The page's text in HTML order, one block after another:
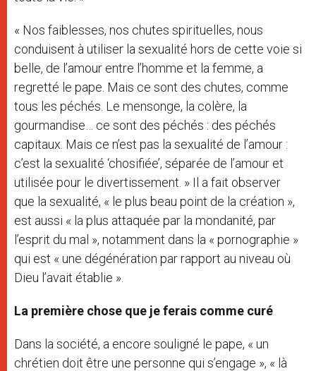
« Nos faiblesses, nos chutes spirituelles, nous
conduisent à utiliser la sexualité hors de cette voie si
belle, de l’amour entre l’homme et la femme, a
regretté le pape. Mais ce sont des chutes, comme
tous les péchés. Le mensonge, la colère, la
gourmandise… ce sont des péchés : des péchés
capitaux. Mais ce n’est pas la sexualité de l’amour :
c’est la sexualité ‘chosifiée’, séparée de l’amour et
utilisée pour le divertissement. » Il a fait observer
que la sexualité, « le plus beau point de la création »,
est aussi « la plus attaquée par la mondanité, par
l’esprit du mal », notamment dans la « pornographie »
qui est « une dégénération par rapport au niveau où
Dieu l’avait établie ».
La première chose que je ferais comme curé
Dans la société, a encore souligné le pape, « un
chrétien doit être une personne qui s’engage », « là